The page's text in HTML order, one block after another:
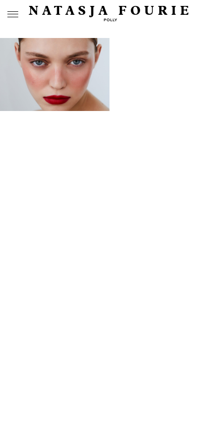
NATASJA FOURIE
POLLY